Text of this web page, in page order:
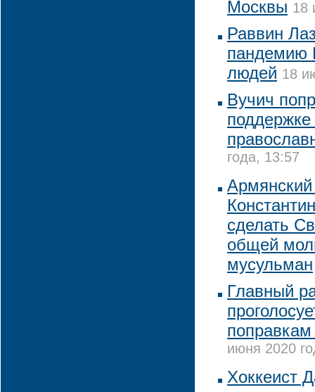
Москвы 18
Раввин
пандемию
людей 18
Вучич
года, 13:57
Армянский
сделать
общей
мусульман
Главный
июня 2020
Хоккеист